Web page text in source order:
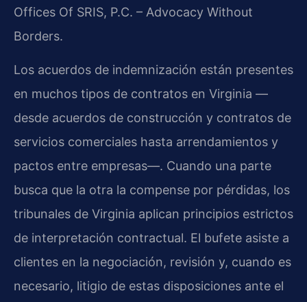
Offices Of SRIS, P.C. – Advocacy Without
Borders.
Los acuerdos de indemnización están presentes
en muchos tipos de contratos en Virginia —
desde acuerdos de construcción y contratos de
servicios comerciales hasta arrendamientos y
pactos entre empresas—. Cuando una parte
busca que la otra la compense por pérdidas, los
tribunales de Virginia aplican principios estrictos
de interpretación contractual. El bufete asiste a
clientes en la negociación, revisión y, cuando es
necesario, litigio de estas disposiciones ante el